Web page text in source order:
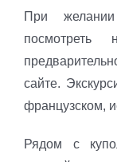
При
сайте.
французском,
Рядом с